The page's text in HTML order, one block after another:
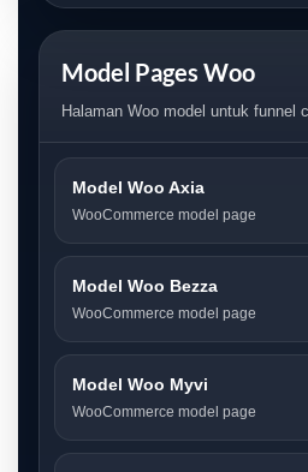
Model Pages Woo
Halaman Woo model untuk funnel
Model Woo Axia
WooCommerce model page
Model Woo Bezza
WooCommerce model page
Model Woo Myvi
WooCommerce model page